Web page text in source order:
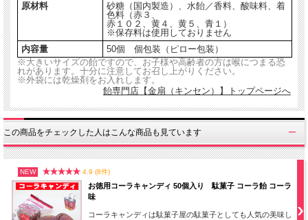
飴の種類
※時期により上記すべての飴が含まれていない場合がございます。あらかじめご了
承ください。
パッケージが可愛くリニューアル！！
原材料
砂糖（国内製造）、水飴／香料、酸味料、着
色料（赤３、
赤１０２、黄４、黄５、青１）
※保存料は使用しておりません
内容量
50個 個包装（ピロー包装）
※大きいサイズの飴ですので、お子様や高齢者の方は喉につまる恐
れがあります。十分に注意してお召し上がりください。
※外袋には乾燥剤をお入れします。
飴専門店【金扇（キンセン）】トップページへ
この商品をチェックした人はこんな商品も見ています
NEW 4.9 (8件)
お徳用コーラキャンディ 50個入り 駄菓子 コーラ飴 コーラ
味
コーラキャンディは駄菓子屋の駄菓子としても人気の美味し